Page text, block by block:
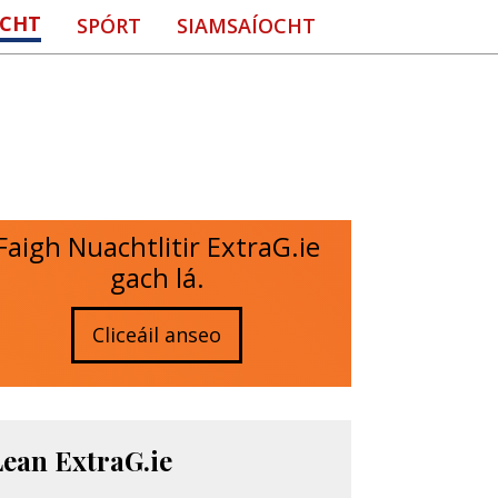
SPÓRT SIAMSAÍOCHT
Nuachtlitir ExtraG.ie
gach lá.
Cliceáil anseo
ExtraG.ie